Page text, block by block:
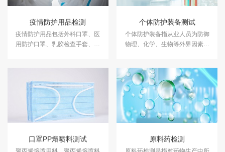
疫情防护用品检测
疫情防护用品包括外科口罩、医
用防护口罩、乳胶检查手套、速
检测，具备CMA、CNAS资质。
个体防护装备测试
个体防护装备指从业人员为防御
物理、化学、生物等外界因素伤
备测试服务，具备CMA、CNAS
资质认证。
⼝罩PP熔喷料测试 原料药检测